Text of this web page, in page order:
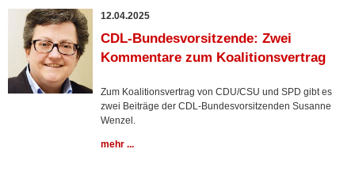
12.04.2025
CDL-Bundesvorsitzende: Zwei
Kommentare zum Koalitionsvertrag
Zum Koalitionsvertrag von CDU/CSU und SPD gibt es
zwei Beiträge der CDL-Bundesvorsitzenden Susanne
Wenzel.
mehr ...